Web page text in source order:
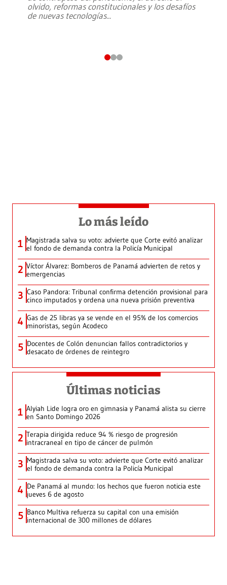
olvido, reformas constitucionales y los desafíos
de nuevas tecnologías...
Lo más leído
1 Magistrada salva su voto: advierte que Corte evitó analizar
el fondo de demanda contra la Policía Municipal
2 Víctor Álvarez: Bomberos de Panamá advierten de retos y
emergencias
3 Caso Pandora: Tribunal confirma detención provisional para
cinco imputados y ordena una nueva prisión preventiva
4 Gas de 25 libras ya se vende en el 95% de los comercios
minoristas, según Acodeco
5 Docentes de Colón denuncian fallos contradictorios y
desacato de órdenes de reintegro
Últimas noticias
1 Alyiah Lide logra oro en gimnasia y Panamá alista su cierre
en Santo Domingo 2026
2 Terapia dirigida reduce 94 % riesgo de progresión
intracraneal en tipo de cáncer de pulmón
3 Magistrada salva su voto: advierte que Corte evitó analizar
el fondo de demanda contra la Policía Municipal
4 De Panamá al mundo: los hechos que fueron noticia este
jueves 6 de agosto
5 Banco Multiva refuerza su capital con una emisión
internacional de 300 millones de dólares